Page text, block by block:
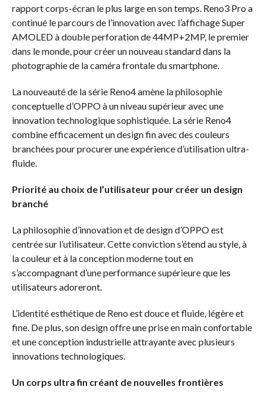
rapport corps-écran le plus large en son temps. Reno3 Pro a
continué le parcours de l’innovation avec l’affichage Super
AMOLED à double perforation de 44MP+2MP, le premier
dans le monde, pour créer un nouveau standard dans la
photographie de la caméra frontale du smartphone.
La nouveauté de la série Reno4 amène la philosophie
conceptuelle d’OPPO à un niveau supérieur avec une
innovation technologique sophistiquée. La série Reno4
combine efficacement un design fin avec des couleurs
branchées pour procurer une expérience d’utilisation ultra-
fluide.
Priorité au choix de l’utilisateur pour créer un design
branché
La philosophie d’innovation et de design d’OPPO est
centrée sur l’utilisateur. Cette conviction s’étend au style, à
la couleur et à la conception moderne tout en
s’accompagnant d’une performance supérieure que les
utilisateurs adoreront.
L’identité esthétique de Reno est douce et fluide, légère et
fine. De plus, son design offre une prise en main confortable
et une conception industrielle attrayante avec plusieurs
innovations technologiques.
Un corps ultra fin créant de nouvelles frontières